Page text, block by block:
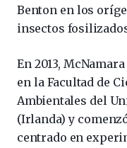
Benton en los
insectos
En 2013,
en la Facultad de
Ambientales del
(Irlanda) y
centrado en